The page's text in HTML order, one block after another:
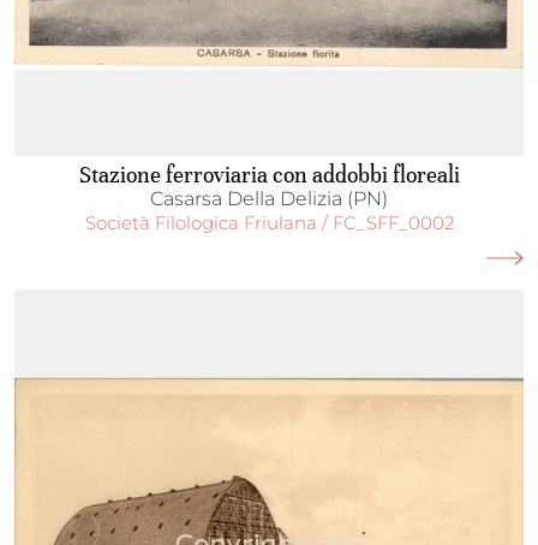
Stazione ferroviaria con addobbi floreali
Casarsa Della Delizia (PN)
Società Filologica Friulana / FC_SFF_0002